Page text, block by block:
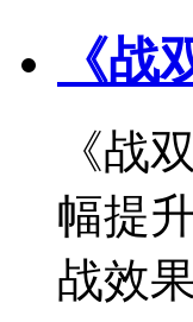
《
《战
幅提
战效